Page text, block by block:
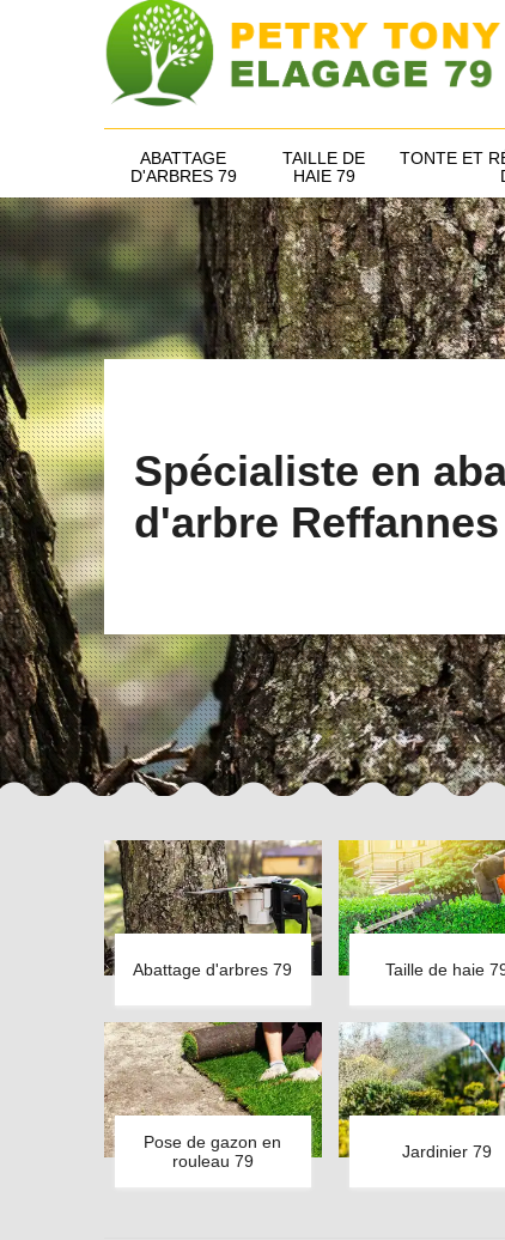
ABATTAGE
D'ARBRES 79
TAILLE DE
HAIE 79
TONTE ET
Spécialiste en
d'arbre Reffannes
Abattage d'arbres 79 Taille de haie
Pose de gazon en
rouleau 79
Jardinier 79